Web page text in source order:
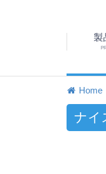
製
Home
ナイ